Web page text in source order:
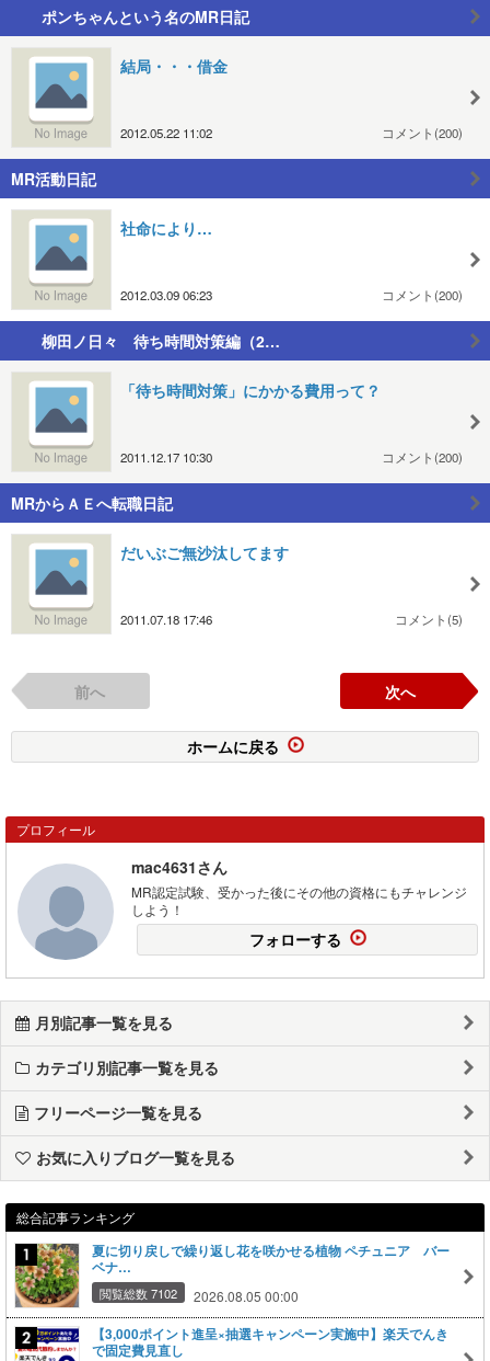
ポンちゃんという名のMR日記
結局・・・借金
2012.05.22 11:02 コメント(200)
MR活動日記
社命により…
2012.03.09 06:23 コメント(200)
柳田ノ日々 待ち時間対策編（2…
「待ち時間対策」にかかる費用って？
2011.12.17 10:30 コメント(200)
MRからＡＥへ転職日記
だいぶご無沙汰してます
2011.07.18 17:46 コメント(5)
前へ 次へ
ホームに戻る
プロフィール
mac4631さん
MR認定試験、受かった後にその他の資格にもチャレンジ
しよう！
フォローする
月別記事一覧を見る
カテゴリ別記事一覧を見る
フリーページ一覧を見る
お気に入りブログ一覧を見る
総合記事ランキング
夏に切り戻しで繰り返し花を咲かせる植物 ペチュニア バー
ベナ…
閲覧総数 7102 2026.08.05 00:00
【3,000ポイント進呈×抽選キャンペーン実施中】楽天でんき
で固定費見直し